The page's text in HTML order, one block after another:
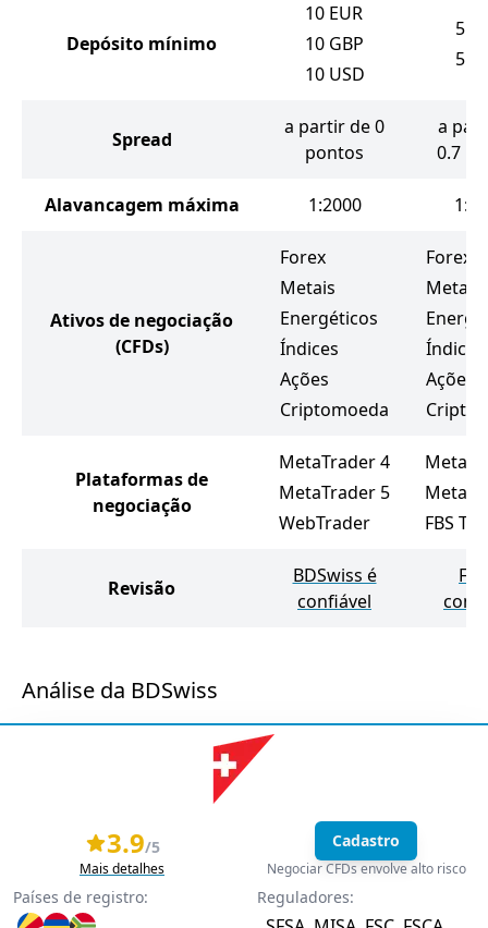
Depósito mínimo
10 EUR
10 GBP
10 USD
5
5
Spread
a partir de 0
pontos
a
0.7
Alavancagem máxima 1:2000
Ativos de negociação
(CFDs)
Forex
Metais
Energéticos
Índices
Ações
Criptomoeda
Forex
Metais
Índices
Ações
Plataformas de
negociação
MetaTrader 4
MetaTrader 5
WebTrader
FBS
Revisão
BDSwiss é
confiável
Análise da BDSwiss
3.9/5
Mais detalhes
Cadastro
Negociar CFDs envolve alto risco
Países de registro: Reguladores: